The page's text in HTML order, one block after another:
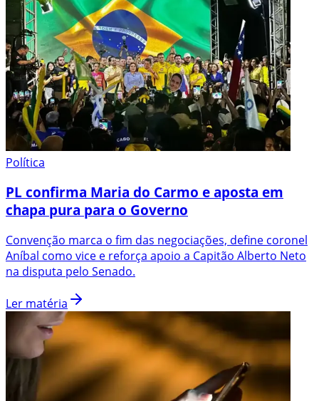
Política
PL confirma Maria do Carmo e aposta em
chapa pura para o Governo
Convenção marca o fim das negociações, define coronel
Aníbal como vice e reforça apoio a Capitão Alberto Neto
na disputa pelo Senado.
Ler matéria